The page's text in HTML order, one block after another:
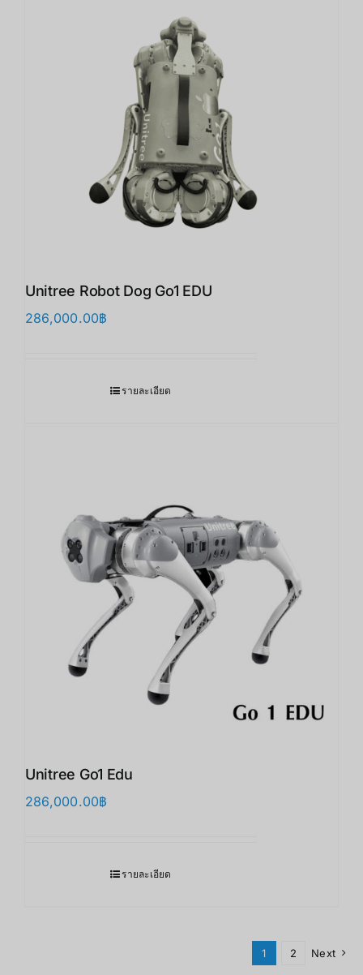
Unitree Robot Dog Go1 EDU
286,000.00฿
รายละเอียด
Unitree Go1 Edu
286,000.00฿
รายละเอียด
1 2 Next